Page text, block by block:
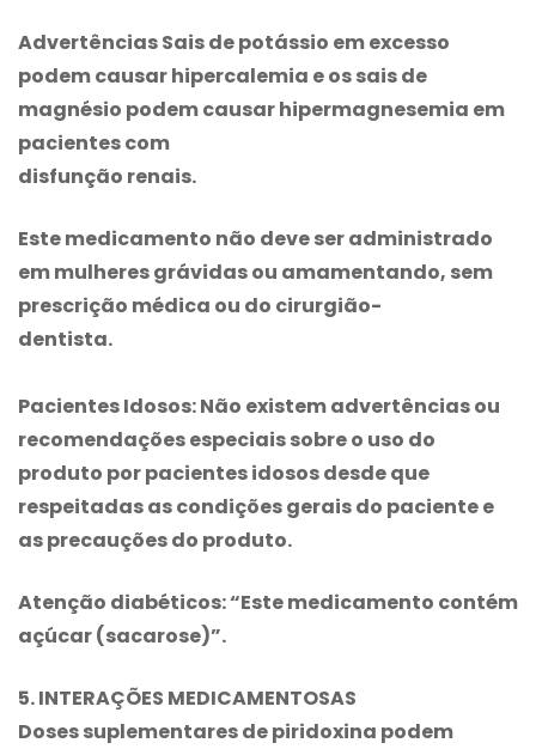
Advertências Sais de potássio em excesso
podem causar hipercalemia e os sais de
magnésio podem causar hipermagnesemia em
pacientes com
disfunção renais.
Este medicamento não deve ser administrado
em mulheres grávidas ou amamentando, sem
prescrição médica ou do cirurgião-
dentista.
Pacientes Idosos:Não existem advertências ou
recomendações especiais sobre o uso do
produto por pacientes idosos desde que
respeitadas as condições gerais do paciente e
as precauções do produto.
Atenção diabéticos:“Este medicamento contém
açúcar (sacarose)”.
5. INTERAÇÕES MEDICAMENTOSAS
Doses suplementares de piridoxina podem